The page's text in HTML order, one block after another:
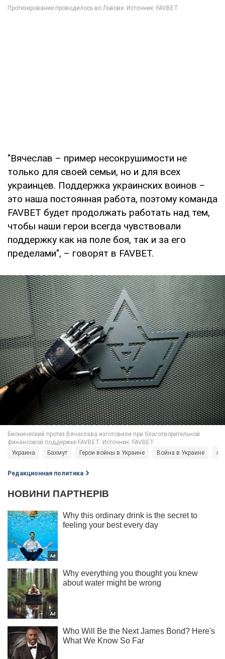
"Вячеслав – пример несокрушимости не
только для своей семьи, но и для всех
украинцев. Поддержка украинских воинов –
это наша постоянная работа, поэтому команда
FAVBET будет продолжать работать над тем,
чтобы наши герои всегда чувствовали
поддержку как на поле боя, так и за его
пределами", – говорят в FAVBET.
Украина Бахмут Герои войны в Украине Война в Украине
Редакционная политика